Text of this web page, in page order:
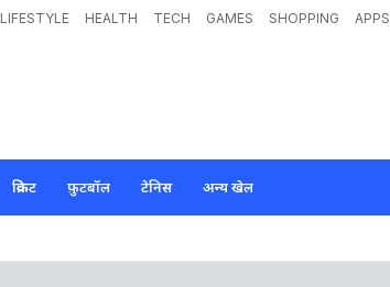
LIFESTYLE HEALTH TECH GAMES SHOPPING APPS
क्रिकेट फ़ुटबॉल टेनिस अन्य खेल